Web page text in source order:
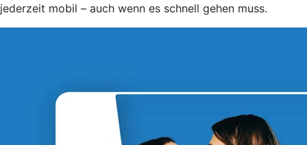
jederzeit mobil – auch wenn es schnell gehen muss.